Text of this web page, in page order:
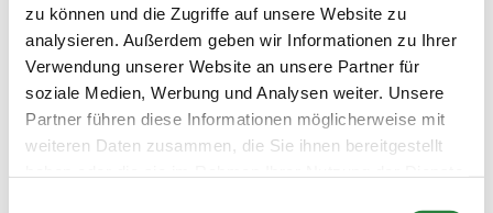
zu können und die Zugriffe auf unsere Website zu
analysieren. Außerdem geben wir Informationen zu Ihrer
Verwendung unserer Website an unsere Partner für
soziale Medien, Werbung und Analysen weiter. Unsere
Partner führen diese Informationen möglicherweise mit
weiteren Daten zusammen, die Sie ihnen bereitgestellt
LPO 2013 ermöglicht bessere Zeitplanung
Neben der Einführung von „geschlossenen“
Prüfungen wurden die Veranstalter mit der
LPO 2013 verpflichtet, die Tageszeit der